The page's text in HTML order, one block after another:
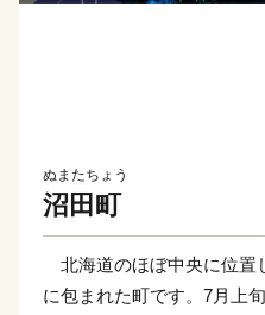
ぬまたちょう
沼田町
北海道のほぼ中央に位置
に包まれた町です。7月上